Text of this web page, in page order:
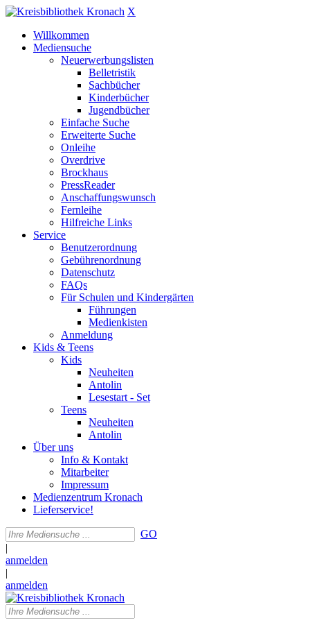
X
Willkommen
Mediensuche
Neuerwerbungslisten
Belletristik
Sachbücher
Kinderbücher
Jugendbücher
Einfache Suche
Erweiterte Suche
Onleihe
Overdrive
Brockhaus
PressReader
Anschaffungswunsch
Fernleihe
Hilfreiche Links
Service
Benutzerordnung
Gebührenordnung
Datenschutz
FAQs
Für Schulen und Kindergärten
Führungen
Medienkisten
Anmeldung
Kids & Teens
Kids
Neuheiten
Antolin
Lesestart - Set
Teens
Neuheiten
Antolin
Über uns
Info & Kontakt
Mitarbeiter
Impressum
Medienzentrum Kronach
Lieferservice!
GO
|
anmelden
|
anmelden